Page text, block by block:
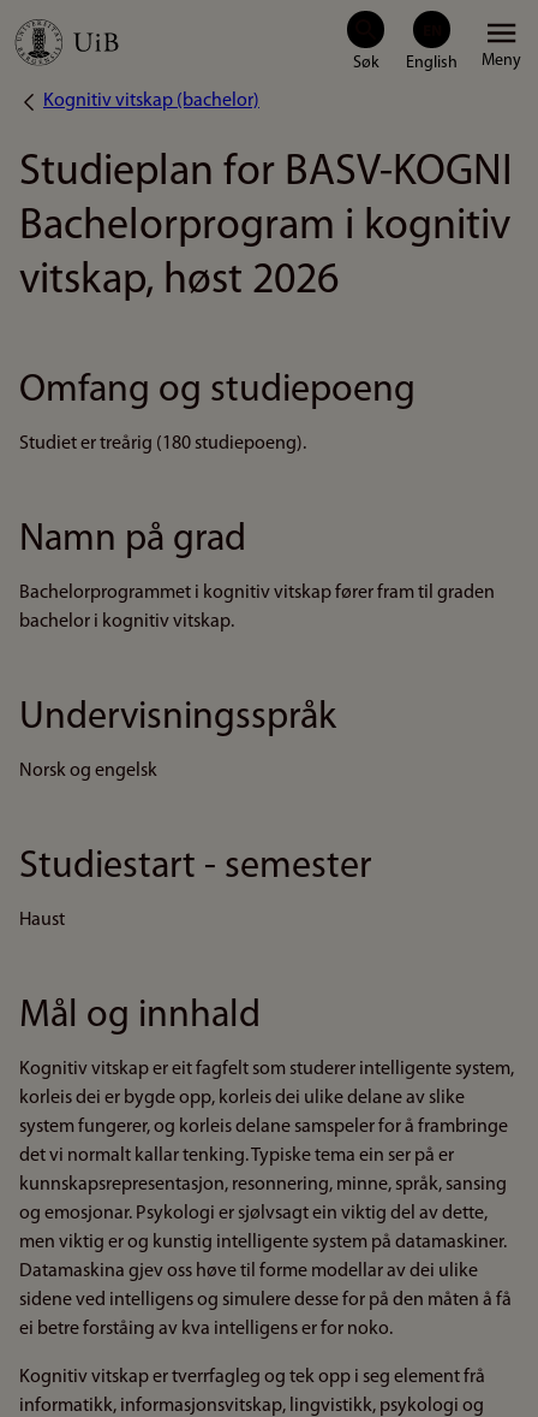
Hopp
hovedinnhold
Meny
Navigasjonssti
Kognitiv vitskap (bachelor)
Studieplan for BASV-KOGNI
Bachelorprogram i kognitiv
vitskap, høst 2026
Omfang og studiepoeng
Studiet er treårig (180 studiepoeng).
Namn på grad
Bachelorprogrammet i kognitiv vitskap fører fram til graden
bachelor i kognitiv vitskap.
Undervisningsspråk
Norsk og engelsk
Studiestart - semester
Haust
Mål og innhald
Kognitiv vitskap er eit fagfelt som studerer intelligente system,
korleis dei er bygde opp, korleis dei ulike delane av slike
system fungerer, og korleis delane samspeler for å frambringe
det vi normalt kallar tenking. Typiske tema ein ser på er
kunnskapsrepresentasjon, resonnering, minne, språk, sansing
og emosjonar. Psykologi er sjølvsagt ein viktig del av dette,
men viktig er og kunstig intelligente system på datamaskiner.
Datamaskina gjev oss høve til forme modellar av dei ulike
sidene ved intelligens og simulere desse for på den måten å få
ei betre forståing av kva intelligens er for noko.
Kognitiv vitskap er tverrfagleg og tek opp i seg element frå
informatikk, informasjonsvitskap, lingvistikk, psykologi og